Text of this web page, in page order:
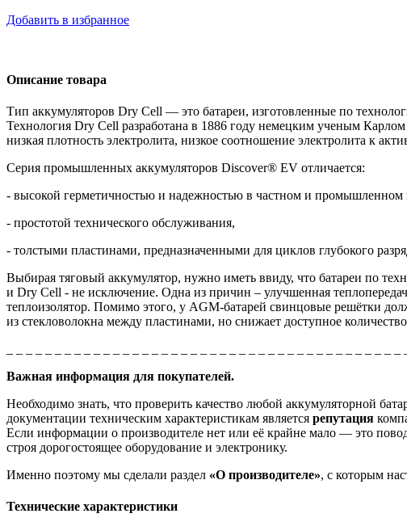
Добавить в избранное
Описание товара
Тип аккумуляторов Dry Cell — это батареи, изготовленные по
Технология Dry Cell разработана в 1886 году немецким ученым
низкая плотность электролита, низкое соотношение электролита к
Серия промышленных аккумуляторов Discover® EV отличается:
- высокой герметичностью и надежностью в частном и
- простотой технического обслуживания,
- толстыми пластинами, предназначенными для циклов глубокого
Выбирая тяговый аккумулятор, нужно иметь ввиду, что батареи по
и Dry Cell - не исключение. Одна из причин – улучшенная
теплоизолятор. Помимо этого, у AGM-батарей свинцовые решётки
из стекловолокна между пластинами, но снижает доступное
Важная информация для покупателей.
Необходимо знать, что проверить качество любой аккумуляторной
документации техническим характеристикам является репутация
Если информации о производителе нет или её крайне мало — это
строя дорогостоящее оборудование и электронику.
Именно поэтому мы сделали раздел «О производителе», с которым
Технические характеристики